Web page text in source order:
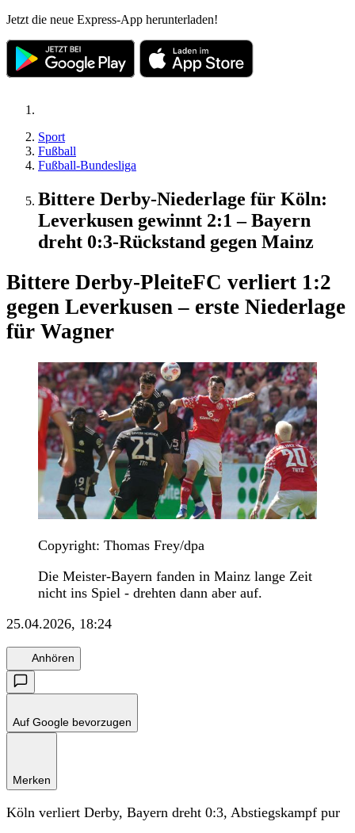
Jetzt die neue Express-App herunterladen!
Sport
Fußball
Fußball-Bundesliga
Bittere Derby-Niederlage für Köln:
Leverkusen gewinnt 2:1 – Bayern
dreht 0:3-Rückstand gegen Mainz
Bittere Derby-PleiteFC verliert 1:2
gegen Leverkusen – erste Niederlage
für Wagner
Copyright: Thomas Frey/dpa
Die Meister-Bayern fanden in Mainz lange Zeit
nicht ins Spiel - drehten dann aber auf.
25.04.2026, 18:24
Anhören
Auf Google bevorzugen
Merken
Köln verliert Derby, Bayern dreht 0:3, Abstiegskampf pur